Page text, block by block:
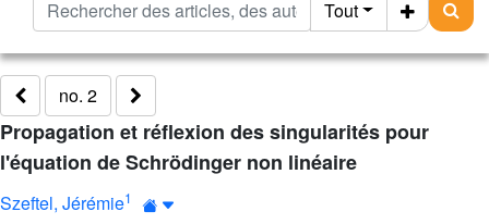
Tout
no. 2
Propagation et réflexion des singularités pour
l'équation de Schrödinger non linéaire
Szeftel, Jérémie1